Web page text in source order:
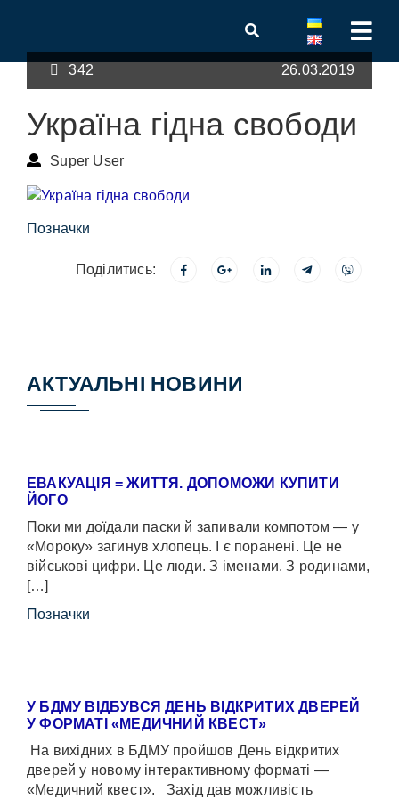
342 26.03.2019
Україна гідна свободи
Super User
Позначки
Поділитись:
АКТУАЛЬНІ НОВИНИ
ЕВАКУАЦІЯ = ЖИТТЯ. ДОПОМОЖИ КУПИТИ
ЙОГО
Поки ми доїдали паски й запивали компотом — у
«Мороку» загинув хлопець. І є поранені. Це не
військові цифри. Це люди. З іменами. З родинами,
[…]
Позначки
У БДМУ ВІДБУВСЯ ДЕНЬ ВІДКРИТИХ ДВЕРЕЙ
У ФОРМАТІ «МЕДИЧНИЙ КВЕСТ»
На вихідних в БДМУ пройшов День відкритих
дверей у новому інтерактивному форматі —
«Медичний квест». Захід дав можливість